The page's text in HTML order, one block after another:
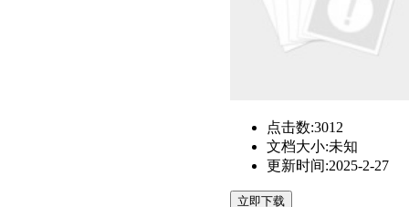
点击数:3012
文档大小:未知
更新时间:2025-2-27